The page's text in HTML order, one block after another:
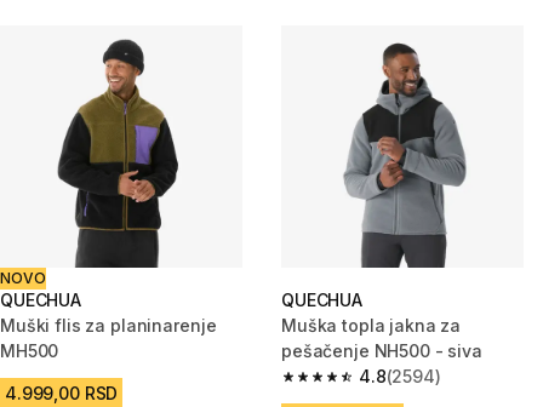
NOVO
QUECHUA
Muški flis za planinarenje
MH500
4.999,00 RSD
QUECHUA
Muška topla jakna za
pešačenje NH500 - siva
4.8
4.8 od 5 zvezdica from 2594
(2594)